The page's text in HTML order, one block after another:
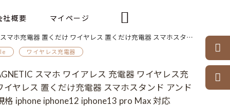
社概要 マイページ 
ドロイド スマートフォン 白 Qi規格 iphone iphone12 iphone13 pro Max 対応 Galaxy S8/S8+ S9/S9+ Note10等
ワイヤレス充電器
スマホ ワイアレス 充電器 ワイヤレス充
ヤレス 置くだけ充電器 スマホスタンド アンド
iphone iphone12 iphone13 pro Max 対応

